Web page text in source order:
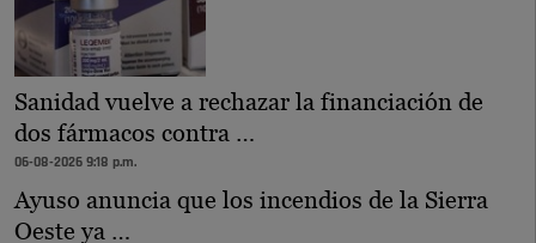
Sanidad vuelve a rechazar la financiación de
dos fármacos contra …
06-08-2026 9:18 p.m.
Ayuso anuncia que los incendios de la Sierra
Oeste ya …